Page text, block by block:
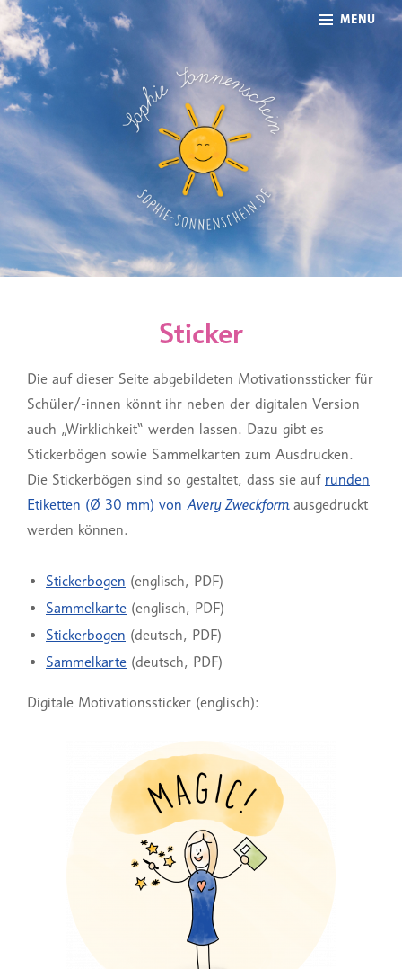
Skip
to
content
SOPHIE SONNENSCHEIN –
ILLUSTRATIONEN, ANIMATIONEN UND
STICKER
MENU
Site
Overlay
Sticker
Die auf dieser Seite abgebildeten Motivationssticker für
Schüler/-innen könnt ihr neben der digitalen Version
auch „Wirklichkeit“ werden lassen. Dazu gibt es
Stickerbögen sowie Sammelkarten zum Ausdrucken.
Die Stickerbögen sind so gestaltet, dass sie auf runden
Etiketten (Ø 30 mm) von Avery Zweckformausgedruckt
werden können.
Stickerbogen (englisch, PDF)
Sammelkarte (englisch, PDF)
Stickerbogen (deutsch, PDF)
Sammelkarte (deutsch, PDF)
Digitale Motivationssticker (englisch):